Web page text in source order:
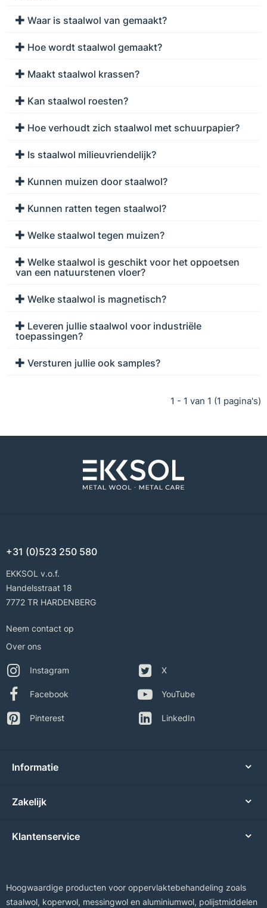
Waar is staalwol van gemaakt?
Hoe wordt staalwol gemaakt?
Maakt staalwol krassen?
Kan staalwol roesten?
Hoe verhoudt zich staalwol met schuurpapier?
Is staalwol milieuvriendelijk?
Kunnen muizen door staalwol?
Kunnen ratten tegen staalwol?
Welke staalwol tegen muizen?
Welke staalwol is geschikt voor het oppoetsen
van een natuurstenen vloer?
Welke staalwol is magnetisch?
Leveren jullie staalwol voor industriële
toepassingen?
Versturen jullie ook samples?
1 - 1 van 1 (1 pagina's)
+31 (0)523 250 580
EKKSOL v.o.f.
Handelsstraat 18
7772 TR HARDENBERG
Neem contact op
Over ons
Instagram
Facebook
Pinterest
X
YouTube
LinkedIn
Informatie
Zakelijk
Klantenservice
Hoogwaardige producten voor oppervlaktebehandeling zoals
staalwol, koperwol, messingwol en aluminiumwol, polijstmiddelen